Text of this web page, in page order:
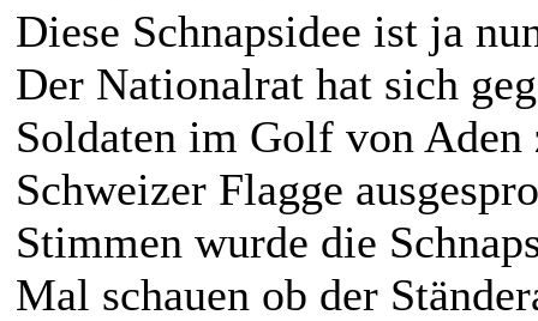
Diese Schnapsidee ist ja
Der Nationalrat hat sich
Soldaten im Golf von
Schweizer Flagge
Stimmen wurde die
Mal schauen ob der